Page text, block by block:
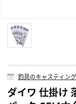
釣具のキャスティン
ダイワ 仕掛け